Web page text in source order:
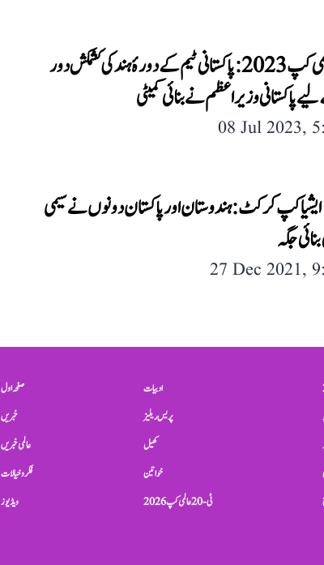
کرکٹ عالمی کپ 2023: پاکستانی ٹیم کے دورۂ ہند کی کشمکش دور
پاکستانی وزیر اعظم نے بنائی کمیٹی
08 Jul 2023,
انڈر-19 ایشیا کپ کرکٹ: ہندوستان اور پاکستان دونوں نے سیمی
جگہ
27 Dec 2021,
صفحہ اول
خبریں
عالمی خبریں
فکر و خیالات
ویڈیوز
ادبیات
پریس ریلیز
کھیل
خواتین
ٹی-20 عالمی کپ 2026